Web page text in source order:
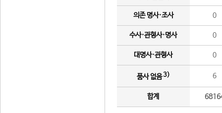
의존 명사·조사 0
수사·관형사·명사 0
대명사·관형사 0
품사 없음3) 6
합계